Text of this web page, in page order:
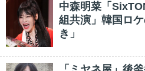
中森明菜「
組共演」韓国ロ
き」